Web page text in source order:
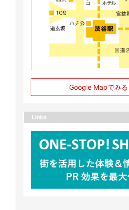
Google Mapでみる
Links